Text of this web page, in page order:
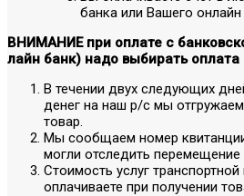
банка или Вашего онлайн
ВНИМАНИЕ при оплате с
лайн банк) надо выбирать
В течении двух следующих
денег на наш р/с мы
товар.
Мы сообщаем номер
могли отследить перемещение
Стоимость услуг
оплачиваете при получении